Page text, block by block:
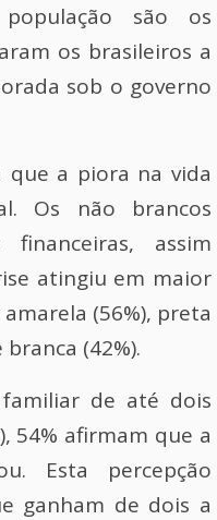
são os
os brasileiros a
sob o governo
a piora na vida
Os não brancos
assim
atingiu em maior
(56%), preta
(42%).
de até dois
54% afirmam que a
Esta percepção
ganham de dois a